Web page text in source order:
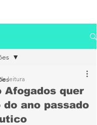
Afogados quer
ano passado
leitura